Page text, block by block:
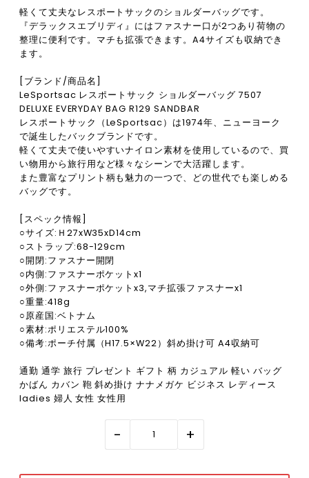
軽くて丈夫なレスポートサックのショルダーバッグです。
『デラックスエブリディ』にはファスナー口が2つあり荷物の
整理に便利です。マチも拡張できます。A4サイズも収納でき
ます。
[ブランド/商品名]
LeSportsac レスポートサック ショルダーバッグ 7507
DELUXE EVERYDAY BAG R129 SANDBAR
レスポートサック（LeSportsac）は1974年、ニューヨーク
で誕生したバックブランドです。
軽くて丈夫で使いやすいナイロン素材を使用しているので、買
い物用から旅行用など様々なシーンで大活躍します。
また豊富なプリント柄も魅力の一つで、どの世代でも楽しめる
バッグです。
[スペック情報]
○サイズ:Ｈ27xW35xD14cm
○ストラップ:68-129cm
○開閉:ファスナー開閉
○内側:ファスナーポケットx1
○外側:ファスナーポケットx3,マチ拡張ファスナーx1
○重量:418g
○原産国:ベトナム
○素材:ポリエステル100%
○備考:ポーチ付属（H17.5×W22）斜め掛け可 A4収納可
通勤 通学 旅行 プレゼント ギフト 柄 カジュアル 軽い バッグ
かばん カバン 鞄 斜め掛け ナナメガケ ビジネス レディース
ladies 婦人 女性 女性用
- +